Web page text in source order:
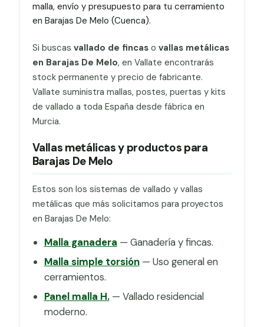
malla, envío y presupuesto para tu cerramiento
en Barajas De Melo (Cuenca).
Si buscas vallado de fincaso vallas metálicas
en Barajas De Melo, en Vallate encontrarás
stock permanente y precio de fabricante.
Vallate suministra mallas, postes, puertas y kits
de vallado a toda España desde fábrica en
Murcia.
Vallas metálicas y productos para
Barajas De Melo
Estos son los sistemas de vallado y vallas
metálicas que más solicitamos para proyectos
en Barajas De Melo:
Malla ganadera — Ganadería y fincas.
Malla simple torsión— Uso general en
cerramientos.
Panel malla H.— Vallado residencial
moderno.